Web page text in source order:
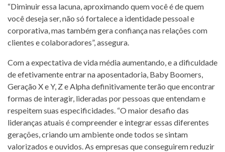
“Diminuir essa lacuna, aproximando quem você é de quem
você deseja ser, não só fortalece a identidade pessoal e
corporativa, mas também gera confiança nas relações com
clientes e colaboradores”, assegura.
Com a expectativa de vida média aumentando, e a dificuldade
de efetivamente entrar na aposentadoria, Baby Boomers,
Geração X e Y, Z e Alpha definitivamente terão que encontrar
formas de interagir, lideradas por pessoas que entendam e
respeitem suas especificidades. “O maior desafio das
lideranças atuais é compreender e integrar essas diferentes
gerações, criando um ambiente onde todos se sintam
valorizados e ouvidos. As empresas que conseguirem reduzir